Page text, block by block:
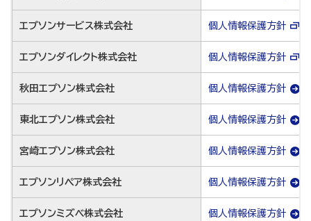
エプソンサービス株式会社 個人情報保護方針
エプソンダイレクト株式会社 個人情報保護方針
秋田エプソン株式会社 個人情報保護方針
東北エプソン株式会社 個人情報保護方針
宮崎エプソン株式会社 個人情報保護方針
エプソンリペア株式会社 個人情報保護方針
エプソンミズベ株式会社 個人情報保護方針